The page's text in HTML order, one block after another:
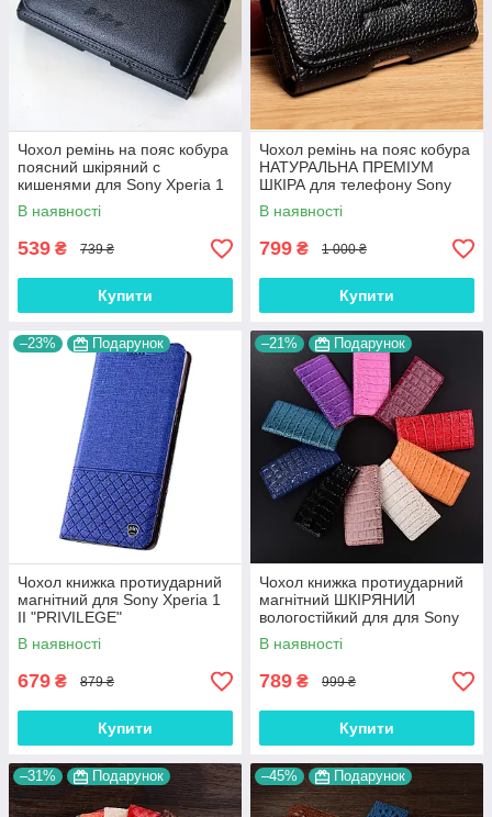
Чохол ремінь на пояс кобура
поясний шкіряний c
кишенями для Sony Xperia 1
II "RAMOS"
В наявності
539 ₴ 739 ₴
Купити
Чохол ремінь на пояс кобура
НАТУРАЛЬНА ПРЕМІУМ
ШКІРА для телефону Sony
Xperia 1 II "FLOTAR"
В наявності
799 ₴ 1 000 ₴
Купити
–23% Подарунок
Чохол книжка протиударний
магнітний для Sony Xperia 1
II "PRIVILEGE"
В наявності
679 ₴ 879 ₴
Купити
–21% Подарунок
Чохол книжка протиударний
магнітний ШКІРЯНИЙ
вологостійкий для для Sony
Xperia 1 II "LUXON"
В наявності
789 ₴ 999 ₴
Купити
–31% Подарунок –45% Подарунок